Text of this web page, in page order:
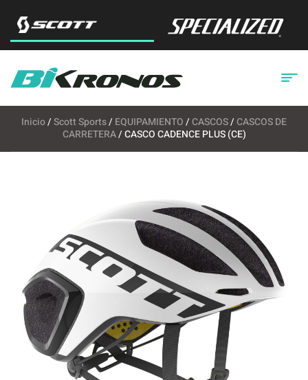
Inicio/Scott Sports/ EQUIPAMIENTO/ CASCOS/ CASCOS DE
CARRETERA/ CASCO CADENCE PLUS (CE)